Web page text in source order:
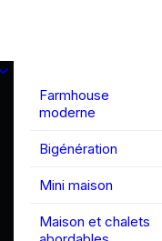
Farmhouse
moderne
Bigénération
Mini maison
Maison et chalets